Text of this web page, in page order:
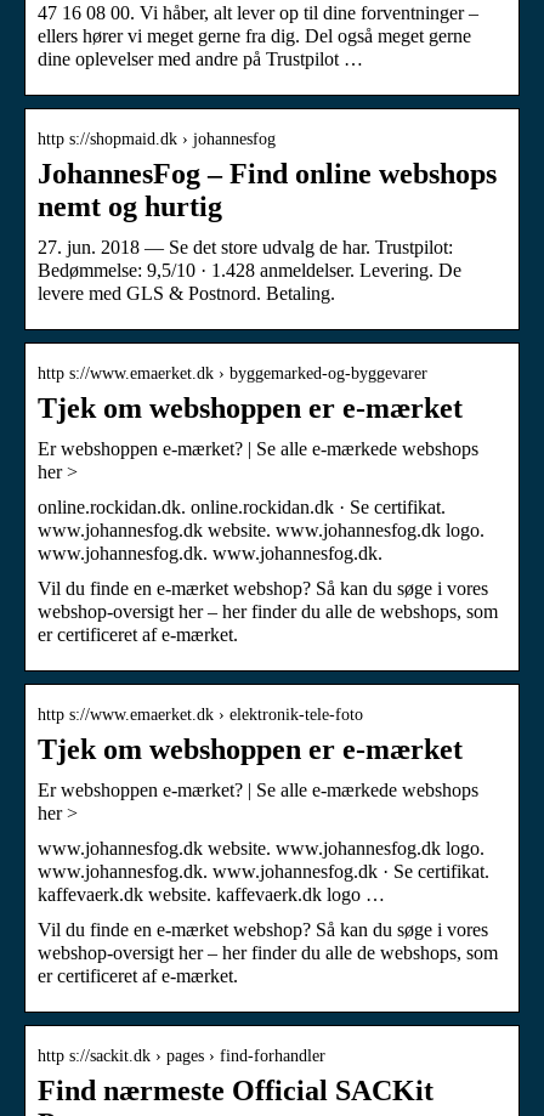
47 16 08 00. Vi håber, alt lever op til dine forventninger –
ellers hører vi meget gerne fra dig. Del også meget gerne
dine oplevelser med andre på Trustpilot …
http s://shopmaid.dk › johannesfog
JohannesFog – Find online webshops
nemt og hurtig
27. jun. 2018 — Se det store udvalg de har. Trustpilot:
Bedømmelse: 9,5/10 · ‎1.428 anmeldelser. Levering. De
levere med GLS & Postnord. Betaling.
http s://www.emaerket.dk › byggemarked-og-byggevarer
Tjek om webshoppen er e-mærket
Er webshoppen e-mærket? | Se alle e-mærkede webshops
her >
online.rockidan.dk. online.rockidan.dk · Se certifikat.
www.johannesfog.dk website. www.johannesfog.dk logo.
www.johannesfog.dk. www.johannesfog.dk.
Vil du finde en e-mærket webshop? Så kan du søge i vores
webshop-oversigt her – her finder du alle de webshops, som
er certificeret af e-mærket.
http s://www.emaerket.dk › elektronik-tele-foto
Tjek om webshoppen er e-mærket
Er webshoppen e-mærket? | Se alle e-mærkede webshops
her >
www.johannesfog.dk website. www.johannesfog.dk logo.
www.johannesfog.dk. www.johannesfog.dk · Se certifikat.
kaffevaerk.dk website. kaffevaerk.dk logo …
Vil du finde en e-mærket webshop? Så kan du søge i vores
webshop-oversigt her – her finder du alle de webshops, som
er certificeret af e-mærket.
http s://sackit.dk › pages › find-forhandler
Find nærmeste Official SACKit